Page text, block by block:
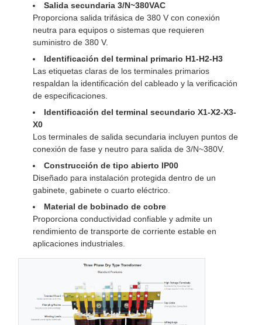
Pérdida de
carga
2622W
Impedancia de
cortocircuito
Eficiencia ≥97,12%
Dimensiones
generales
Peso 441 kilos
Salida secundaria 3/N~380VAC
Proporciona salida trifásica de 380 V con conexión
neutra para equipos o sistemas que requieren
suministro de 380 V.
Identificación del terminal primario H1-H2-H3
Las etiquetas claras de los terminales primarios
respaldan la identificación del cableado y la verificación
de especificaciones.
Identificación del terminal secundario X1-X2-X3-
X0
Los terminales de salida secundaria incluyen puntos de
conexión de fase y neutro para salida de 3/N~380V.
Construcción de tipo abierto IP00
Diseñado para instalación protegida dentro de un
gabinete, gabinete o cuarto eléctrico.
Material de bobinado de cobre
Proporciona conductividad confiable y admite un
rendimiento de transporte de corriente estable en
aplicaciones industriales.